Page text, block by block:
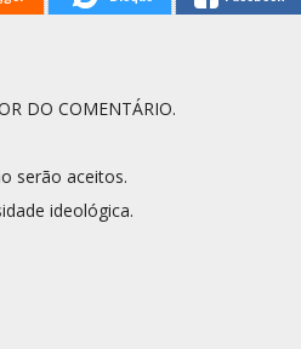
DO COMENTÁRIO.
serão aceitos.
ideológica.